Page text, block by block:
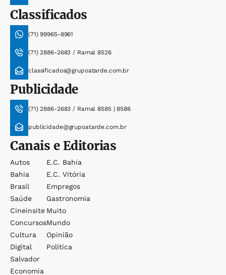
Classificados
(71) 99965-8961
(71) 2886-2683 / Ramal 8526
classificados@grupoatarde.com.br
Publicidade
(71) 2886-2683 / Ramal 8585 | 8586
publicidade@grupoatarde.com.br
Canais e Editorias
Autos
Bahia
Brasil
Saúde
Cineinsite
Concursos
Cultura
Digital
Salvador
Economia
E.c. Bahia
E.c. Vitória
Empregos
Gastronomia
Muito
Mundo
Opinião
Política